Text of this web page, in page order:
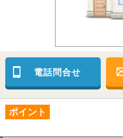
電話問合せ
ポイント